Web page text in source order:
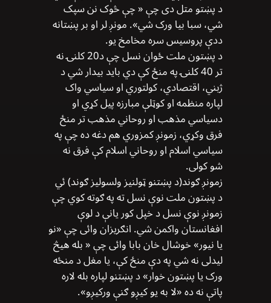
د پښتو متل دی چې « چې څوک نن سپک
شي، سبا بیا ورک شي». مونږ لر او بر پښتانه
ددې پروسیس سره مخامخ یو.
د پښتون ملت ځوان نسل چې د20 کلنۍ نه
تر 40 کلنۍ په منځ کې دي باید بیدار شي د
ژبني، اقتصادي، کولتوري او سیاسي واک
لپاره منظمه او کوټلې مبارزه پیل کړي او
دسیاسي مذهب او روحاني مذهب تر منځ
فرق وکړي، زمونږ کمزوري هم دغه ده چې په
سیاسي اسلام او روحاني اسلام کې فرق نه
شو کولی.
زمونږ ګوند(د پښتنو ټولنیز ولسولیز ګوند) ئي
د پښتون ملت نوې نسل ته په ګوته کوي چې
زمونږ نوې نسل د خپل کور یانې د لوې
افغانستان واکمن شي. انګریزان وائی چې «نو
یا نیور» خوشال خان بابا وائی چې « بله هیڅ
لیدلی نه شي په دې منځ کې، یا مغل د منځه
ورک یا پښتون خوار» د پښتنو لپاره بله لاره
پاتې نه ده «لا به یو کیږو ګنې ورکیږو».